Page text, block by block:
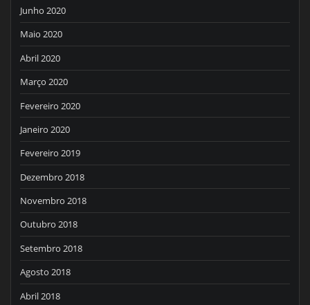
Junho 2020
Maio 2020
Abril 2020
Março 2020
Fevereiro 2020
Janeiro 2020
Fevereiro 2019
Dezembro 2018
Novembro 2018
Outubro 2018
Setembro 2018
Agosto 2018
Abril 2018